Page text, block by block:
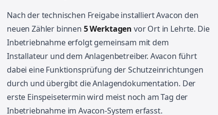
Nach der technischen Freigabe installiert Avacon den
neuen Zähler binnen 5 Werktagen vor Ort in Lehrte. Die
Inbetriebnahme erfolgt gemeinsam mit dem
Installateur und dem Anlagenbetreiber. Avacon führt
dabei eine Funktionsprüfung der Schutzeinrichtungen
durch und übergibt die Anlagendokumentation. Der
erste Einspeisetermin wird meist noch am Tag der
Inbetriebnahme im Avacon-System erfasst.